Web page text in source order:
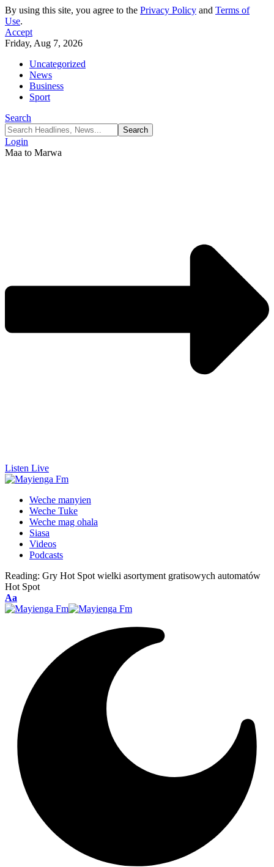
By using this site, you agree to the Privacy Policy and Terms of
Use.
Accept
Friday, Aug 7, 2026
Uncategorized
News
Business
Sport
Search
Login
Maa to Marwa
Listen Live
Weche manyien
Weche Tuke
Weche mag ohala
Siasa
Videos
Podcasts
Reading: Gry Hot Spot wielki asortyment gratisowych automatów
Hot Spot
Font
Resizer
Aa